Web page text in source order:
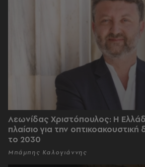
Λεωνίδας Χριστόπουλος: Η
πλαίσιο για την
το 2030
Μπάμπης Καλογιάννης